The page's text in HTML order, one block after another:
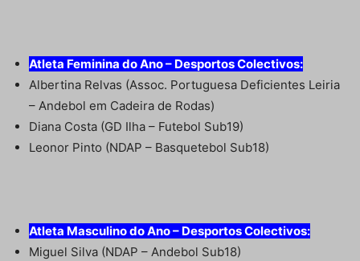
Atleta Feminina do Ano – Desportos Colectivos:
Albertina Relvas (Assoc. Portuguesa Deficientes Leiria
– Andebol em Cadeira de Rodas)
Diana Costa (GD Ilha – Futebol Sub19)
Leonor Pinto (NDAP – Basquetebol Sub18)
Atleta Masculino do Ano – Desportos Colectivos:
Miguel Silva (NDAP – Andebol Sub18)